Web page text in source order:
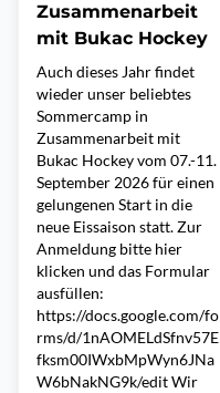
Zusammenarbeit
mit Bukac Hockey
Auch dieses Jahr findet
wieder unser beliebtes
Sommercamp in
Zusammenarbeit mit
Bukac Hockey vom 07.-11.
September 2026 für einen
gelungenen Start in die
neue Eissaison statt. Zur
Anmeldung bitte hier
klicken und das Formular
ausfüllen:
https://docs.google.com/fo
rms/d/1nAOMELdSfnv57E
fksm00IWxbMpWyn6JNa
W6bNakNG9k/edit Wir